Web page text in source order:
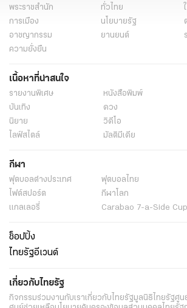
พระราชสำนัก ทั่วไทย
การเมือง
นโยบายรัฐ
อาชญากรรม
ยานยนต์
ความยั่งยืน
เนื้อหาที่น่าสนใจ
รายงานพิเศษ หนังสือพิมพ์
บันเทิง
ดวง
นิยาย
วิดีโอ
ไลฟ์สไตล์
มัลติมีเดีย
กีฬา
ฟุตบอลต่่างประเทศ ฟุตบอลไทย
ไฟต์สปอร์ต
กีฬาโลก
แกลเลอรี่
Carabao 7-a-Side Cup
ช็อปปิ้ง
ไทยรัฐอีเวนต์
เกี่ยวกับไทยรัฐ
กิจกรรมร่วมงานกับเราเกี่ยวกับไทยรัฐมูลนิธิไทยรัฐศูน